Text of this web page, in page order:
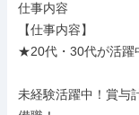
仕事内容
【仕事内容】
★20代・30代が活躍
未経験活躍中！賞与